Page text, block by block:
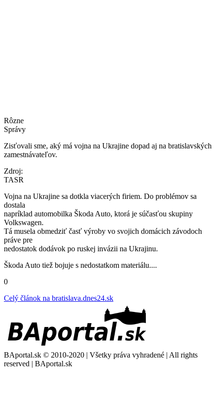
Rôzne
Správy
Zisťovali sme, aký má vojna na Ukrajine dopad aj na bratislavských
zamestnávateľov.
Zdroj:
TASR
Vojna na Ukrajine sa dotkla viacerých firiem. Do problémov sa
dostala
napríklad automobilka Škoda Auto, ktorá je súčasťou skupiny
Volkswagen.
Tá musela obmedziť časť výroby vo svojich domácich závodoch
práve pre
nedostatok dodávok po ruskej invázii na Ukrajinu.
Škoda Auto tiež bojuje s nedostatkom materiálu....
0
Celý článok na bratislava.dnes24.sk
BAportal.sk © 2010-2020 | Všetky práva vyhradené | All rights
reserved | BAportal.sk